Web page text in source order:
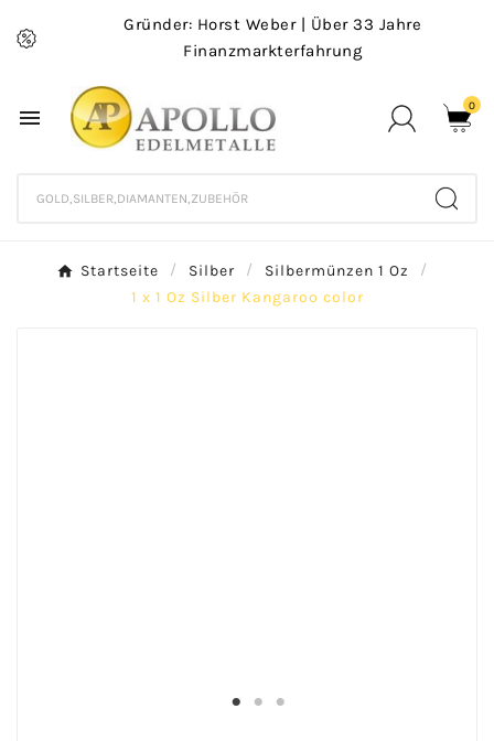
Gründer: Horst Weber | Über 33 Jahre
Finanzmarkterfahrung
 0
Startseite Silber
Silbermünzen 1 Oz
1 x 1 Oz Silber Kangaroo color